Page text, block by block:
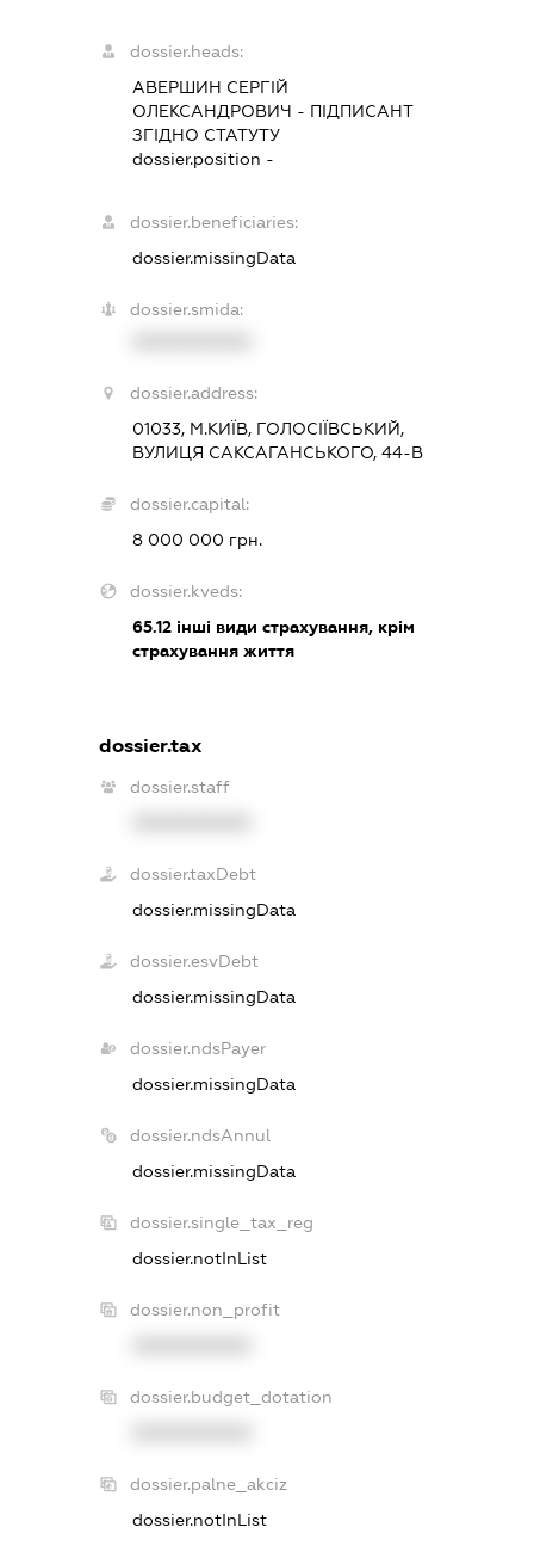
dossier.heads:
АВЕРШИН СЕРГІЙ
ОЛЕКСАНДРОВИЧ - ПІДПИСАНТ
ЗГІДНО СТАТУТУ
dossier.position -
dossier.beneficiaries:
dossier.missingData
dossier.smida:
dossier.address:
01033, М.КИЇВ, ГОЛОСІЇВСЬКИЙ,
ВУЛИЦЯ САКСАГАНСЬКОГО, 44-В
dossier.capital:
8 000 000 грн.
dossier.kveds:
65.12 інші види страхування, крім
страхування життя
dossier.tax
dossier.staff
dossier.taxDebt
dossier.missingData
dossier.esvDebt
dossier.missingData
dossier.ndsPayer
dossier.missingData
dossier.ndsAnnul
dossier.missingData
dossier.single_tax_reg
dossier.notInList
dossier.non_profit
dossier.budget_dotation
dossier.palne_akciz
dossier.notInList